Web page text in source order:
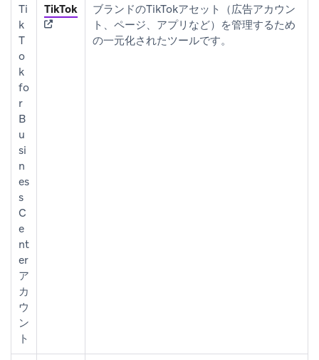
Ti
k
T
o
k
fo
r
B
u
si
n
es
s
C
e
nt
er
ア
カ
ウ
ン
ト
TikTok (opens in new tab)
ブランドのTikTokアセット（広告アカウン
ト、ページ、アプリなど）を管理するため
の一元化されたツールです。